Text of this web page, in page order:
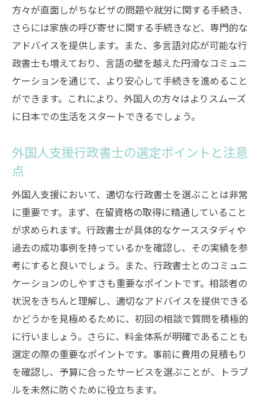
の理由
行政書士が外国人支援に不可欠な背景とは
外国人支援における行政書士の必要性と理
由
外国人支援を強化する石川県の行政書士の役割
外国人支援を強化する行政書士の具体的役
行政書士による外国人支援の強化方法
活動
外国人支援における行政書士の役割と重要
性
行政書士が外国人支援を強化するための施
策
石川県での外国人支援を促進する行政書士
の貢献
石川県で行政書士が外国人支援を行うポイント
行政書士が石川県で外国人支援を効果的に
行う方法
外国人支援を成功させる行政書士の重要な
方々が直面しがちなビザの問題や就労に関する手続き、
さらには家族の呼び寄せに関する手続きなど、専門的な
アドバイスを提供します。また、多言語対応が可能な行
政書士も増えており、言語の壁を越えた円滑なコミュニ
ケーションを通じて、より安心して手続きを進めること
ができます。これにより、外国人の方々はよりスムーズ
に日本での生活をスタートできるでしょう。
外国人支援行政書士の選定ポイントと注意
点
外国人支援において、適切な行政書士を選ぶことは非常
に重要です。まず、在留資格の取得に精通していること
が求められます。行政書士が具体的なケーススタディや
過去の成功事例を持っているかを確認し、その実績を参
考にすると良いでしょう。また、行政書士とのコミュニ
ケーションのしやすさも重要なポイントです。相談者の
状況をきちんと理解し、適切なアドバイスを提供できる
かどうかを見極めるために、初回の相談で質問を積極的
に行いましょう。さらに、料金体系が明確であることも
選定の際の重要なポイントです。事前に費用の見積もり
を確認し、予算に合ったサービスを選ぶことが、トラブ
ルを未然に防ぐために役立ちます。